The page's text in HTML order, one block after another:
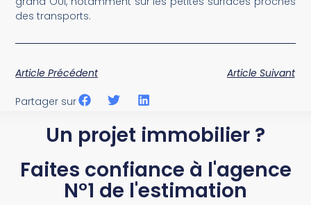
des transports.
Article Précédent Article Suivant
Partager sur
Un projet immobilier ?
Faites confiance à l'agence
N°1 de l'estimation